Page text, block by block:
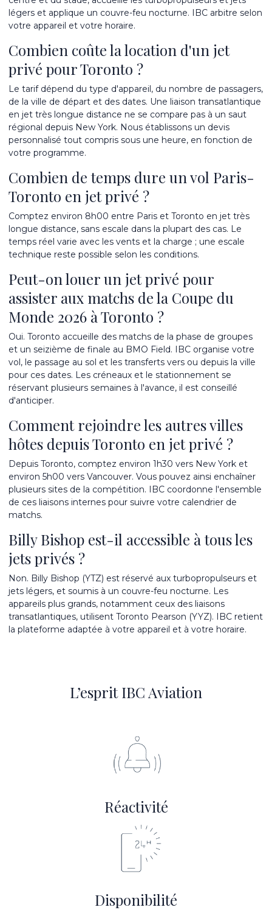
légers et applique un couvre-feu nocturne. IBC arbitre selon
votre appareil et votre horaire.
Combien coûte la location d'un jet
privé pour Toronto ?
Le tarif dépend du type d'appareil, du nombre de passagers,
de la ville de départ et des dates. Une liaison transatlantique
en jet très longue distance ne se compare pas à un saut
régional depuis New York. Nous établissons un devis
personnalisé tout compris sous une heure, en fonction de
votre programme.
Combien de temps dure un vol Paris-
Toronto en jet privé ?
Comptez environ 8h00 entre Paris et Toronto en jet très
longue distance, sans escale dans la plupart des cas. Le
temps réel varie avec les vents et la charge ; une escale
technique reste possible selon les conditions.
Peut-on louer un jet privé pour
assister aux matchs de la Coupe du
Monde 2026 à Toronto ?
Oui. Toronto accueille des matchs de la phase de groupes
et un seizième de finale au BMO Field. IBC organise votre
vol, le passage au sol et les transferts vers ou depuis la ville
pour ces dates. Les créneaux et le stationnement se
réservant plusieurs semaines à l'avance, il est conseillé
d'anticiper.
Comment rejoindre les autres villes
hôtes depuis Toronto en jet privé ?
Depuis Toronto, comptez environ 1h30 vers New York et
environ 5h00 vers Vancouver. Vous pouvez ainsi enchaîner
plusieurs sites de la compétition. IBC coordonne l'ensemble
de ces liaisons internes pour suivre votre calendrier de
matchs.
Billy Bishop est-il accessible à tous les
jets privés ?
Non. Billy Bishop (YTZ) est réservé aux turbopropulseurs et
jets légers, et soumis à un couvre-feu nocturne. Les
appareils plus grands, notamment ceux des liaisons
transatlantiques, utilisent Toronto Pearson (YYZ). IBC retient
la plateforme adaptée à votre appareil et à votre horaire.
L’esprit IBC Aviation
Réactivité
Disponibilité